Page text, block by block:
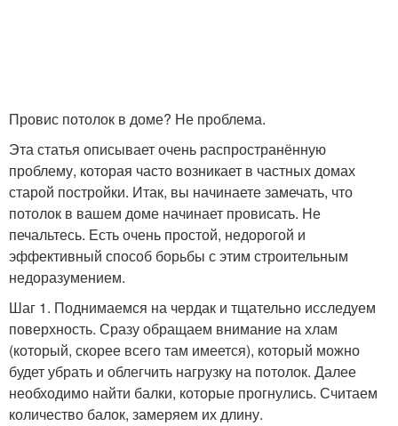
Провис потолок в доме? Не проблема.
Эта статья описывает очень распространённую
проблему, которая часто возникает в частных домах
старой постройки. Итак, вы начинаете замечать, что
потолок в вашем доме начинает провисать. Не
печальтесь. Есть очень простой, недорогой и
эффективный способ борьбы с этим строительным
недоразумением.
Шаг 1. Поднимаемся на чердак и тщательно исследуем
поверхность. Сразу обращаем внимание на хлам
(который, скорее всего там имеется), который можно
будет убрать и облегчить нагрузку на потолок. Далее
необходимо найти балки, которые прогнулись. Считаем
количество балок, замеряем их длину.